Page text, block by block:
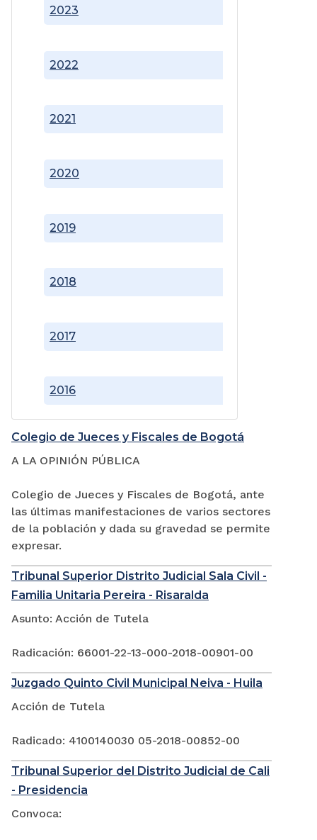
2016
2017
2018
2019
2020
2021
2022
2023
Colegio de Jueces y Fiscales de Bogotá
A LA OPINIÓN PÚBLICA
Colegio de Jueces y Fiscales de Bogotá, ante
las últimas manifestaciones de varios sectores
de la población y dada su gravedad se permite
expresar.
Tribunal Superior Distrito Judicial Sala Civil -
Familia Unitaria Pereira - Risaralda
Asunto: Acción de Tutela
Radicación: 66001-22-13-000-2018-00901-00
Juzgado Quinto Civil Municipal Neiva - Huila
Acción de Tutela
Radicado: 4100140030 05-2018-00852-00
Tribunal Superior del Distrito Judicial de Cali
- Presidencia
Convoca: